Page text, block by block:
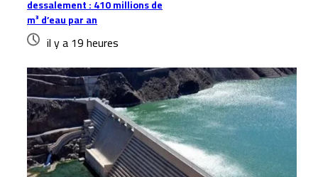
dessalement : 410 millions de
m³ d’eau par an
il y a 19 heures